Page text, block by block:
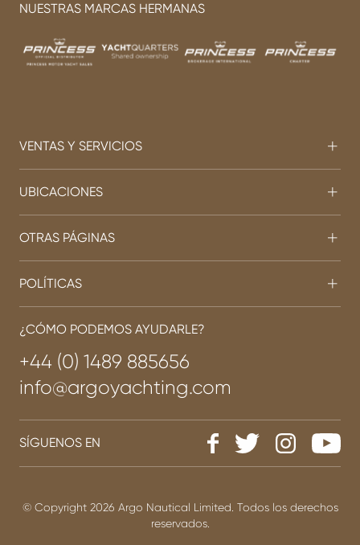
NUESTRAS MARCAS HERMANAS
VENTAS Y SERVICIOS
UBICACIONES
OTRAS PÁGINAS
POLÍTICAS
¿CÓMO PODEMOS AYUDARLE?
+44 (0) 1489 885656
info@argoyachting.com
SÍGUENOS EN
© Copyright 2026 Argo Nautical Limited. Todos los derechos
reservados.